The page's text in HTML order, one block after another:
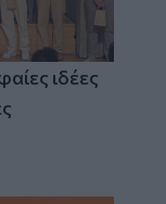
ιδέες